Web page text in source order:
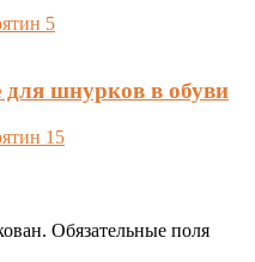
5
для шнурков в обуви
15
Обязательные поля